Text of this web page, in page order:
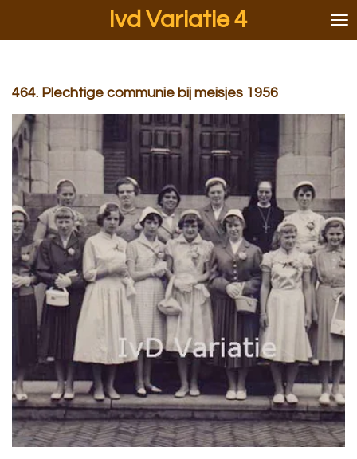
hoofdinhoud
Ivd Variatie 4
464. Plechtige communie bij meisjes 1956